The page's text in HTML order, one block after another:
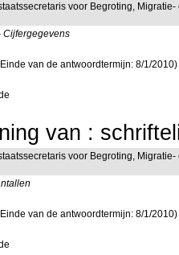
voor Begroting,
Cijfergegevens
van de antwoordtermijn: 8/1/2010)
van :
voor Begroting,
van de antwoordtermijn: 8/1/2010)